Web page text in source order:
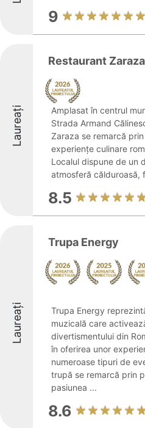
9
Laureați
Restaurant Zaraza
Amplasat în centrul
Strada Armand
Zaraza se remarcă
experiențe culinare
Localul dispune de un
atmosferă călduroasă,
8.5
Laureați
Trupa Energy
Trupa Energy
muzicală care
divertismentului din
în oferirea unor
numeroase tipuri de
trupă se remarcă prin
pasiunea ...
8.6